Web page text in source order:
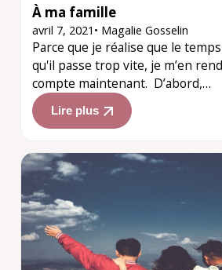
À ma famille
avril 7, 2021 • Magalie Gosselin
Parce que je réalise que le
qu'il passe trop vite, je m’en
compte maintenant. D’abord,…
Lire plus